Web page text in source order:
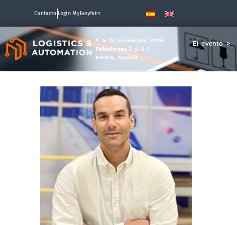
Contacto Login MyEasyfairs
11 & 12 noviembre 2026
Pabellones 2 y 4 |
IFEMA, Madrid
El evento >